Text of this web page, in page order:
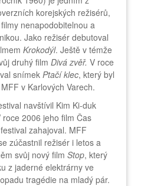
korejských režisérů,
nenapodobitelnou a
Jako režisér debutoval
Krokodýl. Ještě v témže
druhý film Divá zvěř. V roce
snímek Ptačí klec, který byl
v Karlových Varech.
navštívil Kim Ki-duk
2006 jeho film Čas
zahajoval. MFF
zúčastnil režisér i letos a
svůj nový film Stop, který
z jaderné elektrárny ve
tragédie na mladý pár.